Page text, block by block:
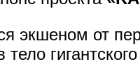
экшеном от
тело